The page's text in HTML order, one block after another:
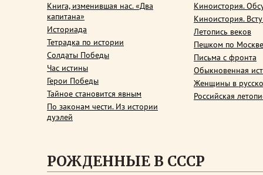
Книга, изменившая нас. «Два
капитана»
Историада
Тетрадка по истории
Солдаты Победы
Час истины
Герои Победы
Тайное становится явным
По законам чести. Из истории
дуэлей
Киноистория.
Киноистория.
Летопись веков
Пешком по Москве
Письма с фронта
Обыкновенная
Женщины в
Российская
РОЖДЕННЫЕ В СССР